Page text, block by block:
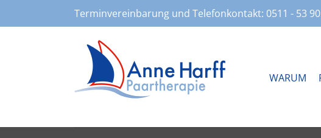
Terminvereinbarung und Telefonkontakt: 0511 - 53
WARUM